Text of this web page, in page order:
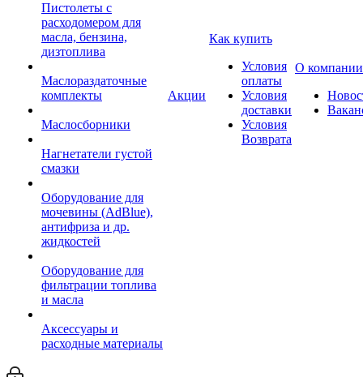
Пистолеты с
расходомером для
масла, бензина,
дизтоплива
Маслораздаточные
комплекты
Маслосборники
Нагнетатели густой
смазки
Оборудование для
мочевины (AdBlue),
антифриза и др.
жидкостей
Оборудование для
фильтрации топлива
и масла
Аксессуары и
расходные материалы
Акции
Как купить
Условия
оплаты
Условия
доставки
Условия
Возврата
О компании